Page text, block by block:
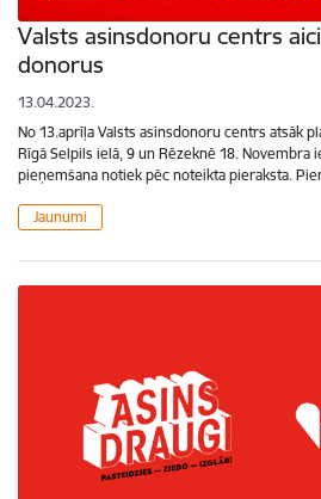
Valsts asinsdonoru centrs
donorus
13.04.2023.
No 13.aprīļa Valsts asinsdonoru centrs atsāk
Rīgā Selpils ielā, 9 un Rēzeknē 18. Novembra
pieņemšana notiek pēc noteikta pieraksta.
Jaunumi